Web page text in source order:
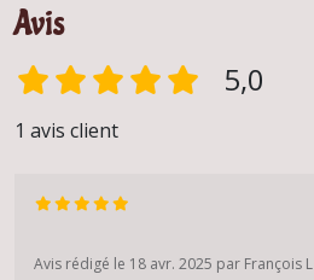
Avis
5,0
1 avis client
Avis rédigé le 18 avr. 2025 par François L